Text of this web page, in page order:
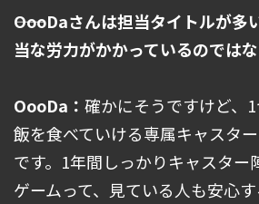
――OooDaさんは担当タイトルが
当な労力がかかっているのではな
OooDa： 確かにそうですけど、
飯を食べていける専属キャスタ
です。1年間しっかりキャスター
ゲームって、見ている人も安心